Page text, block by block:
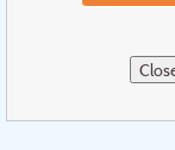
Postes vacants privacy